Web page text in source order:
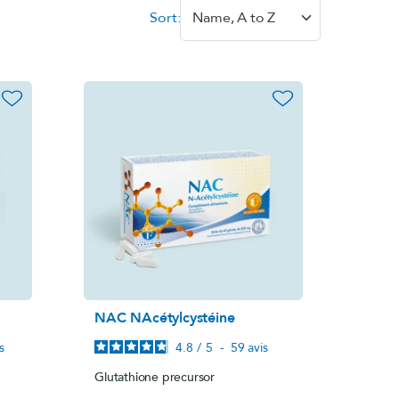
Magnésium marin
View product
Mental fatigue
Sort: Name, A to Z
favorite_border favorite_border
NAC NAcétylcystéine
4.8 / 5 - 59avis
Glutathione precursor